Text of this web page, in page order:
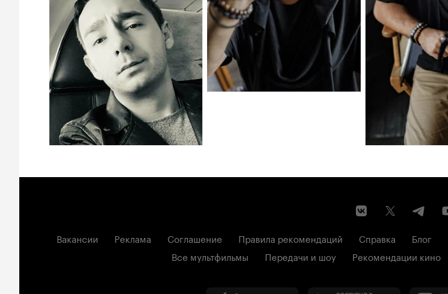
Вакансии Реклама Соглашение Правила рекомендаций Справка Блог
Все мультфильмы
Передачи и шоу Рекомендации кино